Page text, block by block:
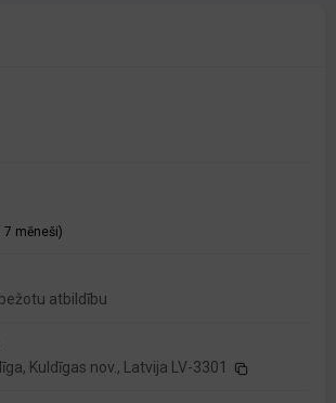
7 mēneši)
atbildību
Kuldīgas nov., Latvija LV-3301